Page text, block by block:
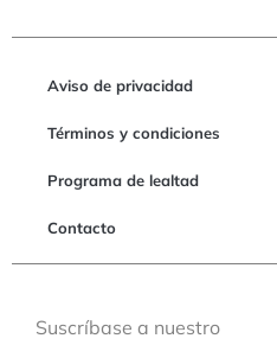
Aviso de privacidad
Términos y condiciones
Programa de lealtad
Contacto
Suscríbase a nuestro